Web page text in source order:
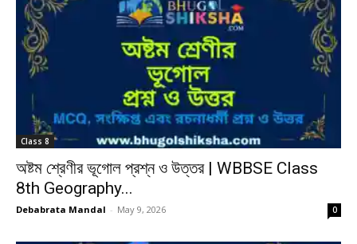
Class 8
অষ্টম শ্রেণীর ভূগোল প্রশ্ন ও উত্তর | WBBSE Class
8th Geography...
Debabrata Mandal - May 9, 2026 0